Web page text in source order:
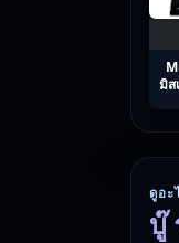
มิส
ดูอะ
บู๊